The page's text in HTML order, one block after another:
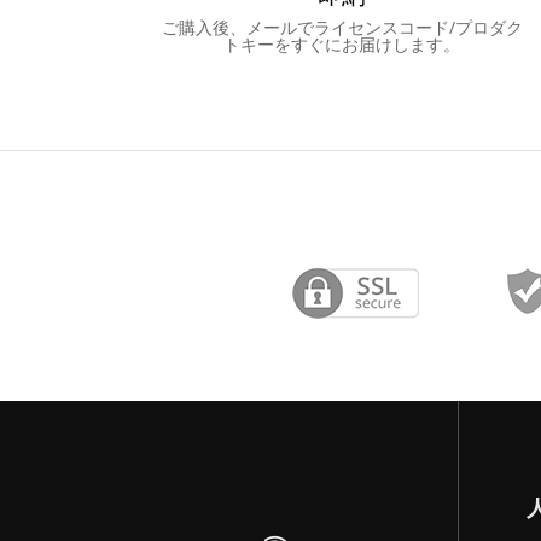
ご購入後、メールでライセンスコード/プロダク
トキーをすぐにお届けします。